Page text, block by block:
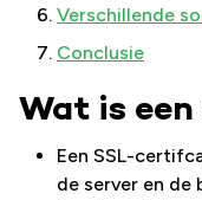
Verschillende
Conclusie
Wat is
Een SSL-
de server en de